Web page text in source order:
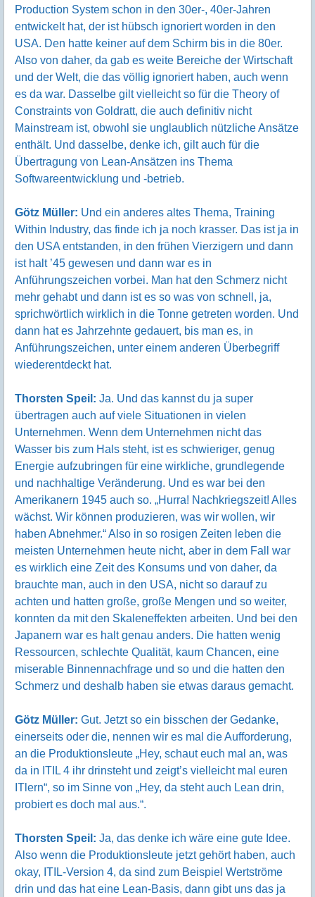
Production System schon in den 30er-, 40er-Jahren
entwickelt hat, der ist hübsch ignoriert worden in den
USA. Den hatte keiner auf dem Schirm bis in die 80er.
Also von daher, da gab es weite Bereiche der Wirtschaft
und der Welt, die das völlig ignoriert haben, auch wenn
es da war. Dasselbe gilt vielleicht so für die Theory of
Constraints von Goldratt, die auch definitiv nicht
Mainstream ist, obwohl sie unglaublich nützliche Ansätze
enthält. Und dasselbe, denke ich, gilt auch für die
Übertragung von Lean-Ansätzen ins Thema
Softwareentwicklung und -betrieb.
Götz Müller: Und ein anderes altes Thema, Training
Within Industry, das finde ich ja noch krasser. Das ist ja in
den USA entstanden, in den frühen Vierzigern und dann
ist halt ’45 gewesen und dann war es in
Anführungszeichen vorbei. Man hat den Schmerz nicht
mehr gehabt und dann ist es so was von schnell, ja,
sprichwörtlich wirklich in die Tonne getreten worden. Und
dann hat es Jahrzehnte gedauert, bis man es, in
Anführungszeichen, unter einem anderen Überbegriff
wiederentdeckt hat.
Thorsten Speil: Ja. Und das kannst du ja super
übertragen auch auf viele Situationen in vielen
Unternehmen. Wenn dem Unternehmen nicht das
Wasser bis zum Hals steht, ist es schwieriger, genug
Energie aufzubringen für eine wirkliche, grundlegende
und nachhaltige Veränderung. Und es war bei den
Amerikanern 1945 auch so. „Hurra! Nachkriegszeit! Alles
wächst. Wir können produzieren, was wir wollen, wir
haben Abnehmer.“ Also in so rosigen Zeiten leben die
meisten Unternehmen heute nicht, aber in dem Fall war
es wirklich eine Zeit des Konsums und von daher, da
brauchte man, auch in den USA, nicht so darauf zu
achten und hatten große, große Mengen und so weiter,
konnten da mit den Skaleneffekten arbeiten. Und bei den
Japanern war es halt genau anders. Die hatten wenig
Ressourcen, schlechte Qualität, kaum Chancen, eine
miserable Binnennachfrage und so und die hatten den
Schmerz und deshalb haben sie etwas daraus gemacht.
Götz Müller: Gut. Jetzt so ein bisschen der Gedanke,
einerseits oder die, nennen wir es mal die Aufforderung,
an die Produktionsleute „Hey, schaut euch mal an, was
da in ITIL 4 ihr drinsteht und zeigt’s vielleicht mal euren
ITlern“, so im Sinne von „Hey, da steht auch Lean drin,
probiert es doch mal aus.“.
Thorsten Speil: Ja, das denke ich wäre eine gute Idee.
Also wenn die Produktionsleute jetzt gehört haben, auch
okay, ITIL-Version 4, da sind zum Beispiel Wertströme
drin und das hat eine Lean-Basis, dann gibt uns das ja